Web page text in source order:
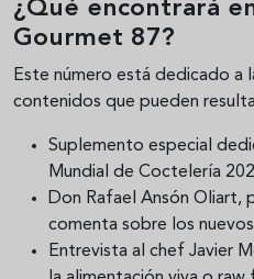
¿Qué encontrará
Gourmet 87?
Este número está dedicado a
contenidos que pueden
Suplemento especial
Mundial de Coctelería
Don Rafael Ansón Oliart,
comenta sobre los
Entrevista al chef Javier